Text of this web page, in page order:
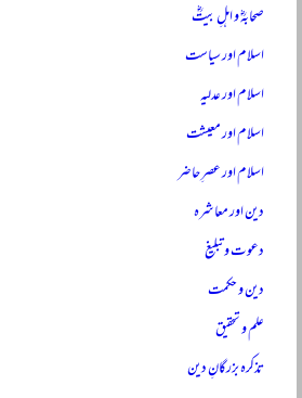
صحابہؓ و اہلِ بیتؓ
اسلام اور سیاست
اسلام اور عدلیہ
اسلام اور معیشت
اسلام اور عصرِ حاضر
دین اور معاشرہ
دعوت و تبلیغ
دین و حکمت
علم و تحقیق
تذکرہ بزرگانِ دین